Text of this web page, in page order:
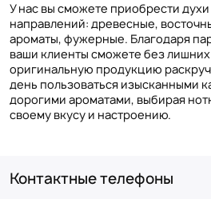
У нас вы сможете приобрести
направлений: древесные,
ароматы, фужерные. Благодаря
ваши клиенты сможете без лишних
оригинальную продукцию
день пользоваться изысканными
дорогими ароматами, выбирая
своему вкусу и настроению.
Контактные телефоны